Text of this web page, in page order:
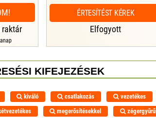
raktár Elfogyott
ÉRTESÍTÉST KÉREK
KIFEJEZÉSEK
kiváló csatlakozás vezetékes
megerősítésekkel zégergyűrű